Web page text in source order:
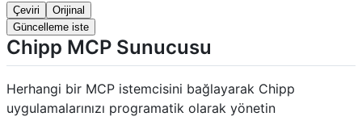
Çeviri
Orijinal
Güncelleme iste
Chipp MCP Sunucusu
Herhangi bir MCP istemcisini bağlayarak Chipp
uygulamalarınızı programatik olarak yönetin